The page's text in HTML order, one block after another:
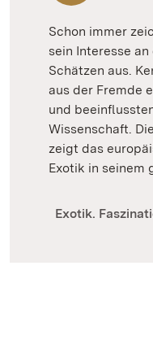
Schon immer
sein Interesse
Schätzen aus.
aus der Fremde
und
Wissenschaft.
zeigt das
Exotik in seinem
Exotik.